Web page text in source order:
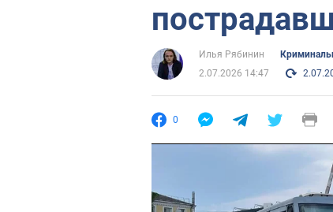
Илья Рябинин
2.07.2026 14:47
0